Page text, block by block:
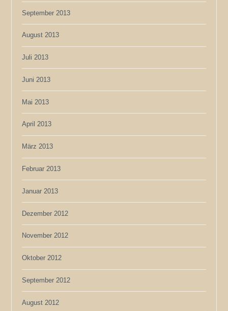
September 2013
August 2013
Juli 2013
Juni 2013
Mai 2013
April 2013
März 2013
Februar 2013
Januar 2013
Dezember 2012
November 2012
Oktober 2012
September 2012
August 2012